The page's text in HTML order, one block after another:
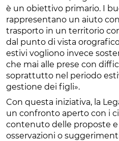
è un obiettivo primario. I
rappresentano un aiuto
trasporto in un territorio
dal punto di vista
estivi vogliono invece
che mai alle prese con
soprattutto nel periodo
gestione dei figli».
Con questa iniziativa, la
un confronto aperto con i
contenuto delle proposte
osservazioni o